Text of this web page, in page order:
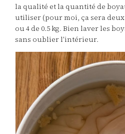
la qualité et la quantité de
utiliser (pour moi, ça sera
ou 4 de 0.5 kg. Bien laver les
sans oublier l’intérieur.